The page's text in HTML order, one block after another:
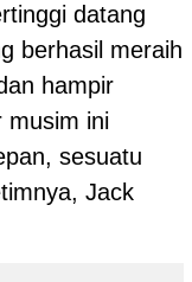
datang
berhasil meraih
hampir
musim ini
sesuatu
Jack